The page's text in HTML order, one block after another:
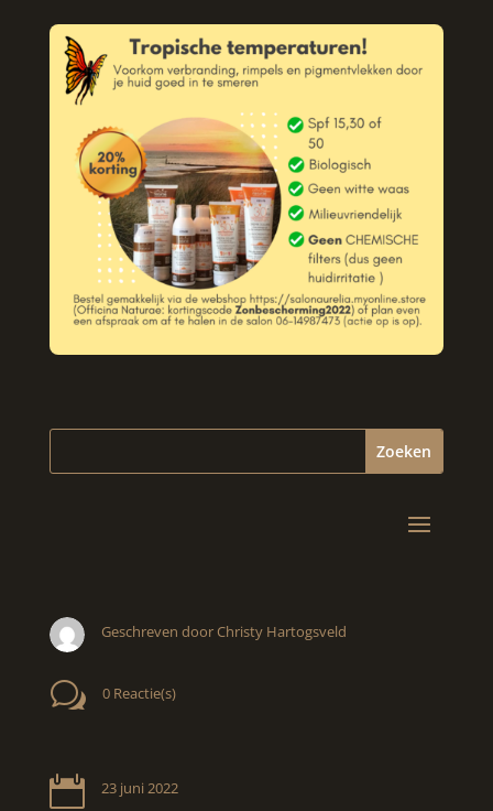
Geschreven door Christy Hartogsveld
w 0 Reactie(s)
 23 juni 2022